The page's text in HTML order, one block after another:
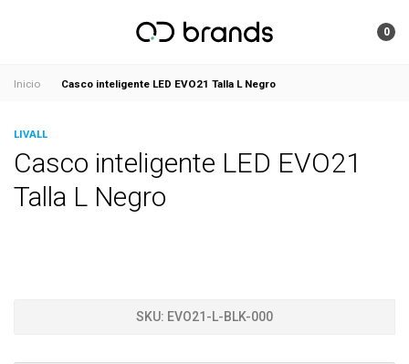
0
Inicio Casco inteligente LED EVO21 Talla L Negro
LIVALL
Casco inteligente LED EVO21
Talla L Negro
SKU: EVO21-L-BLK-000